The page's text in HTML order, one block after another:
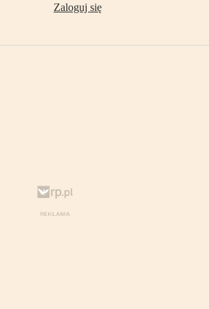
Zaloguj się